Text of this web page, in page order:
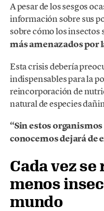
A pesar de los sesgos
información sobre sus
sobre cómo los insectos
más amenazados por
Esta crisis debería
indispensables para la
reincorporación de
natural de especies
“Sin estos
conocemos dejará de
Cada vez
menos
mundo